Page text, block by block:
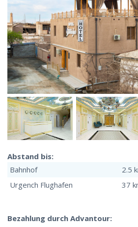
Abstand bis:
Bahnhof
2.5
Urgench Flughafen
37
Bezahlung durch Advantour: